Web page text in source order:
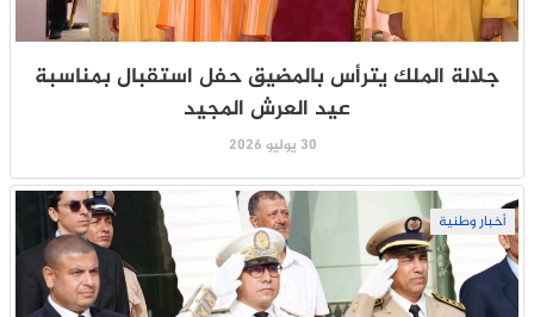
جلالة الملك يترأس بالمضيق حفل استقبال بمناسبة
عيد العرش المجيد
30 يوليو 2026
أخبار وطنية